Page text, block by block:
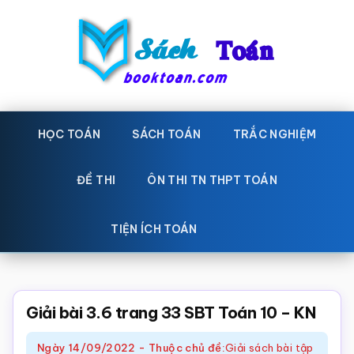
Sách
Toán
toán
Học
toán,
giáo
Toán,
HỌC TOÁN SÁCH TOÁN TRẮC NGHIỆM
ĐỀ THI ÔN THI TN THPT TOÁN
TIỆN ÍCH TOÁN
Giải bài 3.6 trang 33 SBT Toán 10 – KN
Ngày 14/09/2022 - Thuộc chủ đề:Giải sách bài tập